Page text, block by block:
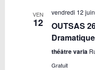
VEN
12
vendredi 12
OUTSAS
Dramatique
théâtre varia
Gratuit